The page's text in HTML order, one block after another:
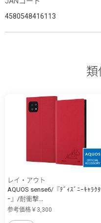
4580548416113
類
レイ・アウト
AQUOS sense6/『ﾃﾞｨｽﾞﾆｰｷｬﾗｸﾀ
ｰ』/耐衝撃...
参考価格￥3,300